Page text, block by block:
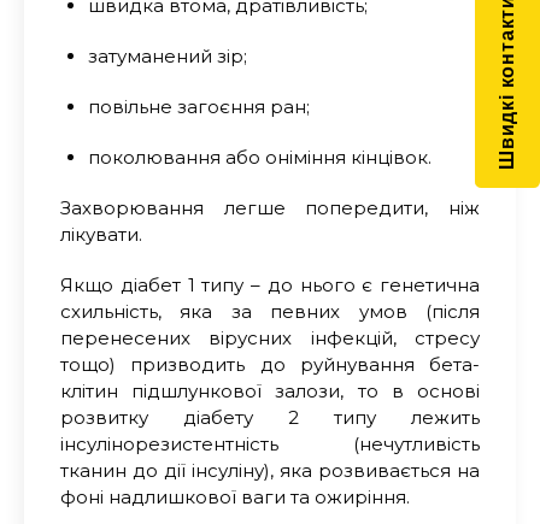
швидка втома, дратівливість;
затуманений зір;
повільне загоєння ран;
поколювання або оніміння кінцівок.
Захворювання легше попередити, ніж
лікувати.
Якщо діабет 1 типу – до нього є генетична
схильність, яка за певних умов (після
перенесених вірусних інфекцій, стресу
тощо) призводить до руйнування бета-
клітин підшлункової залози, то в основі
розвитку діабету 2 типу лежить
інсулінорезистентність (нечутливість
тканин до дії інсуліну), яка розвивається на
фоні надлишкової ваги та ожиріння.
Швидкі контакти